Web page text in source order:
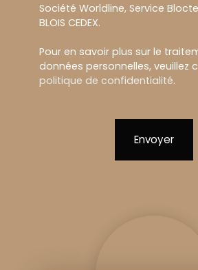
Société Worldline, Service Bloctel,
BLOIS CEDEX.
Pour en savoir plus sur le
données personnelles, veuillez
politique de confidentialité.
Envoyer